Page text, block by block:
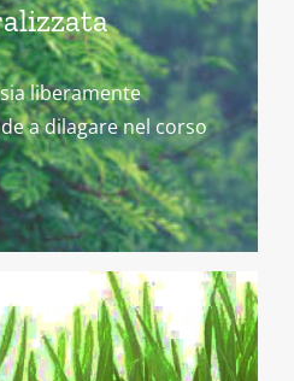
liberamente
a dilagare nel corso